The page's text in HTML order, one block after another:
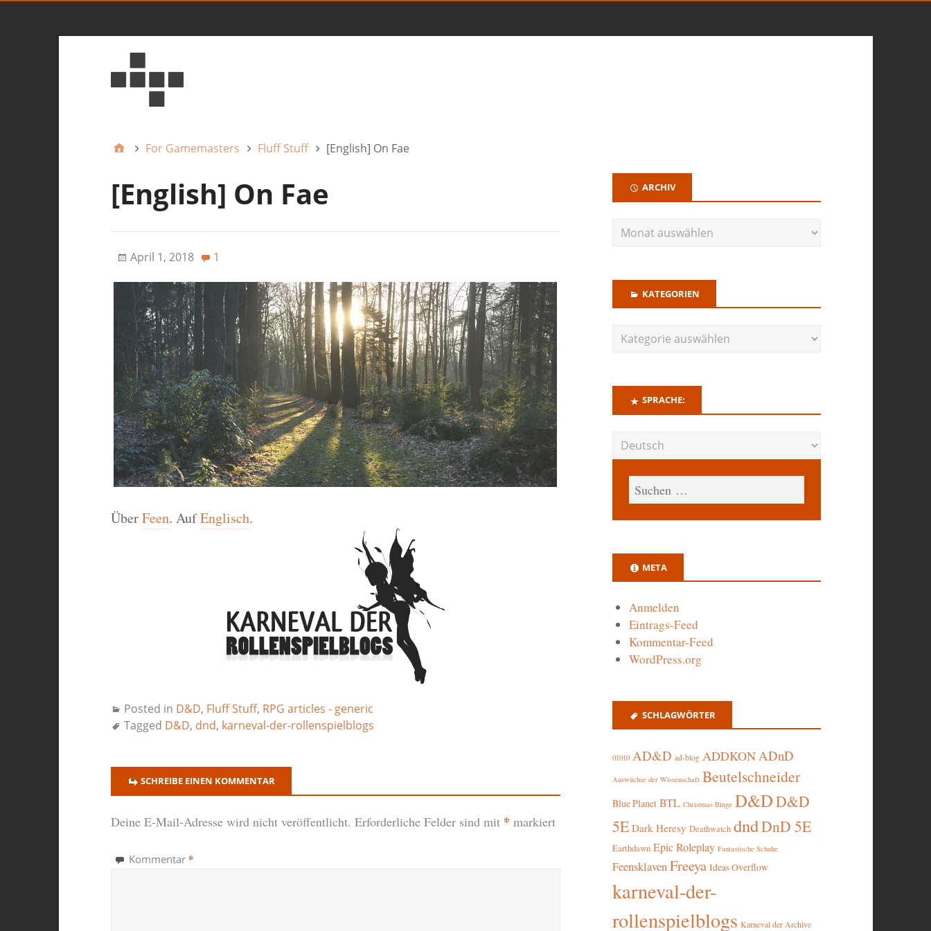
For Gamemasters Fluff Stuff [English] On Fae
[English] On Fae
April 1, 2018 1
ÜberFeen. AufEnglisch.
Posted in D&D, Fluff Stuff, RPG articles - generic
Tagged D&D, dnd, karneval-der-rollenspielblogs
SCHREIBE EINEN KOMMENTAR
Deine E-Mail-Adresse wird nicht veröffentlicht. Erforderliche Felder sind mit * markiert
Kommentar *
ARCHIV
KATEGORIEN
SPRACHE:
META
Anmelden
Eintrags-Feed
Kommentar-Feed
WordPress.org
SCHLAGWÖRTER
01010 AD&D ad-blog ADDKONADnD
Auswüchse der Wissenschaft Beutelschneider
Blue Planet BTL Christmas Binge D&DD&D
5E Dark Heresy Deathwatch dndDnD 5E
Earthdawn Epic Roleplay Fantastische Schuhe
Feensklaven Freeya Ideas Overflow
karneval-der-
rollenspielblogs Karneval der Archive